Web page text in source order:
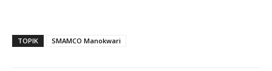
TOPIK SMAMCO Manokwari